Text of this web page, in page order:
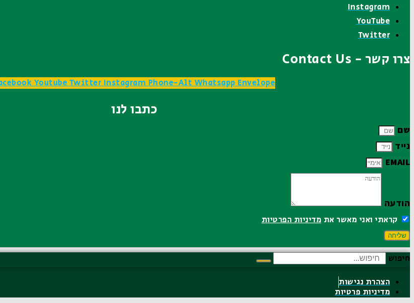
Instagram
YouTube
Twitter
צרו קשר - Contact Us
YoutubeTwitterInstagramPhone-AltWhatsappEnvelope
כתבו לנו
שם
נייד
EMAIL
הודעה
קראתי ואני מאשר את מדיניות הפרטיות
שליחה
חיפוש
הצהרת נגישות
מדיניות פרטיות